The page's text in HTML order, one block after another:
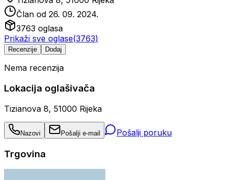
Član od 26. 09. 2024.
3763 oglasa
Prikaži sve oglase(3763)
Recenzije Dodaj
Nema recenzija
Lokacija oglašivača
Tizianova 8, 51000 Rijeka
Nazovi Pošalji e-mail Pošalji poruku
Trgovina